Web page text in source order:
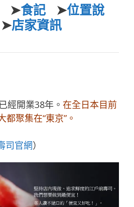
➤食記 ➤位置說
➤店家資訊
經開業38年。 在全日本目前
聚集在“東京”。
司官網）